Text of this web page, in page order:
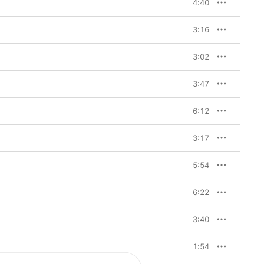
4:40
3:16
3:02
3:47
6:12
3:17
5:54
6:22
3:40
1:54